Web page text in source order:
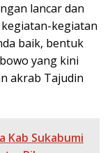
lancar dan
kegiatan
baik, bentuk
yang kini
akrab Tajudin
Kab Sukabumi